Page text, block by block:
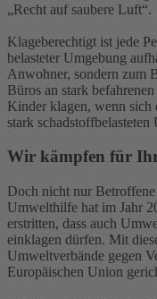
„Recht auf saubere Luft“.
Klageberechtigt ist jede
belasteter Umgebung
Anwohner, sondern zum
Büros an stark
Kinder klagen, wenn sich
stark
Wir kämpfen für
Doch nicht nur
Umwelthilfe hat im Jahr
erstritten, dass auch
einklagen dürfen. Mit
Umweltverbände gegen
Europäischen Union